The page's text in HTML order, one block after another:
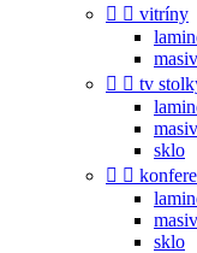
  vitríny
masiv
  tv
masiv
sklo
 
masiv
sklo